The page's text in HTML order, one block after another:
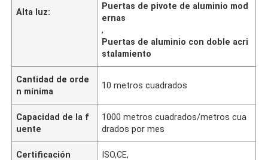
Alta luz:
Puertas de pivote de aluminio mod
ernas
,
Puertas de aluminio con doble acri
stalamiento
Cantidad de orde
n mínima
10 metros cuadrados
Capacidad de la f
uente
1000 metros cuadrados/metros cua
drados por mes
Certificación ISO,CE,